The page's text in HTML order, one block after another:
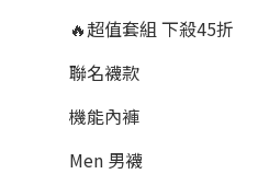
🔥超值套組 下殺45折
聯名襪款
機能內褲
Men 男襪